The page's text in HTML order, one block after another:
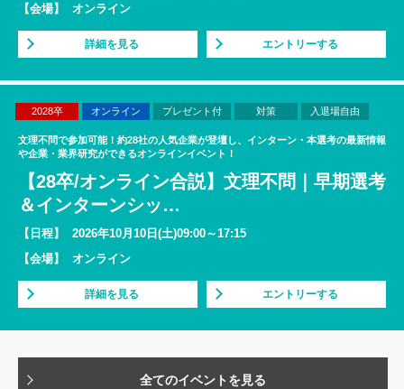
【会場】
オンライン
詳細を見る エントリーする
2028卒 オンライン プレゼント付 対策 入退場自由
文理不問で参加可能！約28社の人気企業が登壇し、インターン・本選考の最新情報
や企業・業界研究ができるオンラインイベント！
【28卒/オンライン合説】文理不問｜早期選考
＆インターンシッ…
【日程】
2026年10月10日(土)09:00～17:15
【会場】
オンライン
詳細を見る エントリーする
全てのイベントを見る